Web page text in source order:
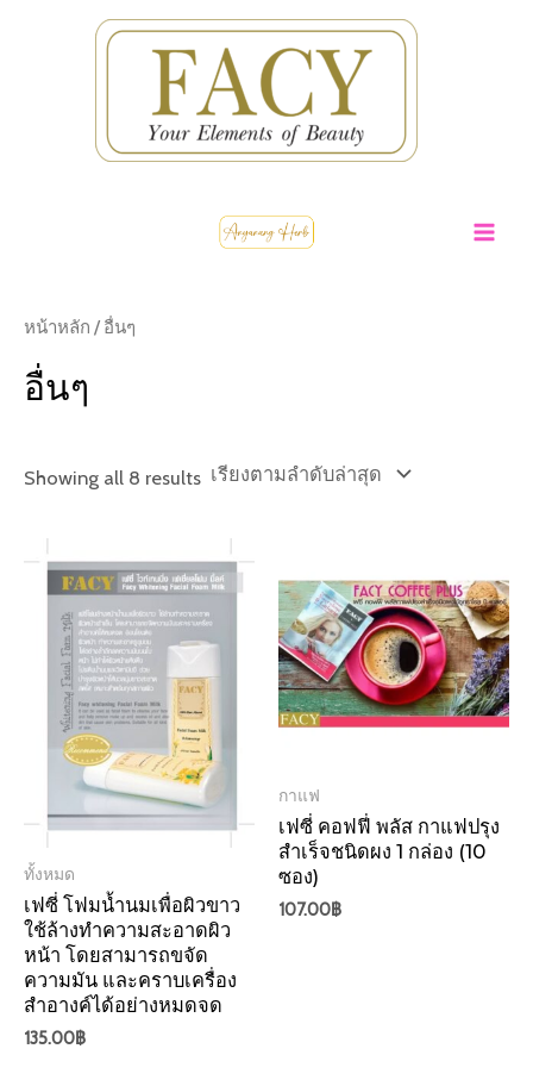
หน้าหลัก / อื่นๆ
อื่นๆ
Showing all 8 resultsSorted
ทั้งหมด
เฟซี่ โฟมน้ำนมเพื่อผิวขาว
ใช้ล้างทำความสะอาดผิว
หน้า โดยสามารถขจัด
ความมัน และคราบเครื่อง
สำอางค์ได้อย่างหมดจด
135.00฿
กาแฟ
เฟซี่ คอฟฟี่ พลัส กาแฟปรุง
สำเร็จชนิดผง 1 กล่อง (10
ซอง)
107.00฿